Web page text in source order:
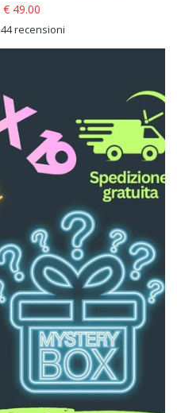
€ 49.00
44 recensioni